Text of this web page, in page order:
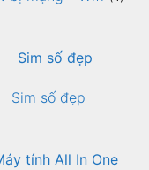
Sim số đẹp